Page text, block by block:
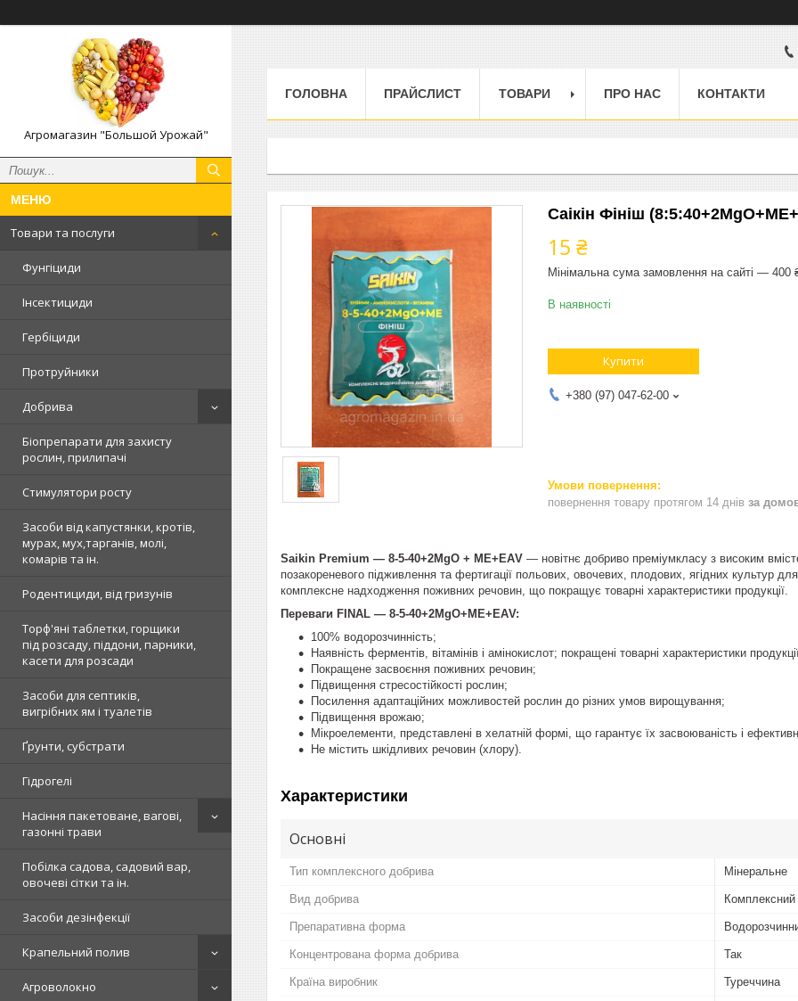
Агромагазин "Большой Урожай"
Товари та послуги
Фунгіциди
Інсектициди
Гербіциди
Протруйники
Добрива
Біопрепарати для захисту
рослин, прилипачі
Стимулятори росту
Засоби від капустянки, кротів,
мурах, мух,тарганів, молі,
комарів та ін.
Родентициди, від гризунів
Торф'яні таблетки, горщики
під розсаду, піддони, парники,
касети для розсади
Засоби для септиків,
вигрібних ям і туалетів
Ґрунти, субстрати
Гідрогелі
Насіння пакетоване, вагові,
газонні трави
Побілка садова, садовий вар,
овочеві сітки та ін.
Засоби дезінфекції
Крапельний полив
Агроволокно
ГОЛОВНА ПРАЙСЛИСТ ТОВАРИ ПРО НАС КОНТАКТИ
Саікін Фініш
15 ₴
Мінімальна сума замовлення на сайті — 400
В наявності
Купити
+380 (97) 047-62-00
повернення товару протягом 14 днів за
Saikin Premium — 8-5-40+2MgO + МЕ+ЕАV — новітнє добриво преміумкласу з високим
позакореневого підживлення та фертигації польових, овочевих, плодових, ягідних культур
комплексне надходження поживних речовин, що покращує товарні характеристики продукції.
Переваги FINAL — 8-5-40+2MgO+МЕ+ЕАV:
100% водорозчинність;
Наявність ферментів, вітамінів і амінокислот; покращені товарні характеристики
Покращене засвоєння поживних речовин;
Підвищення стресостійкості рослин;
Посилення адаптаційних можливостей рослин до різних умов вирощування;
Підвищення врожаю;
Мікроелементи, представлені в хелатній формі, що гарантує їх засвоюваність і
Не містить шкідливих речовин (хлору).
Характеристики
Основні
Тип комплексного добрива Мінеральне
Вид добрива Комплексний
Препаративна форма
Концентрована форма добрива Так
Країна виробник Туреччина